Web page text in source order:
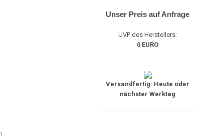
Unser Preis auf Anfrage
UVP des Herstellers:
0 EURO
Versandfertig: Heute oder
nächster Werktag